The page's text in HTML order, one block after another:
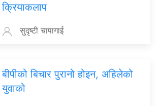
क्रियाकलाप
सुदृष्टी चापागाई
बीपीको बिचार पुरानो होइन, अहिलेको
युवाको